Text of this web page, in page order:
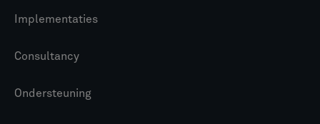
Implementaties
Consultancy
Ondersteuning